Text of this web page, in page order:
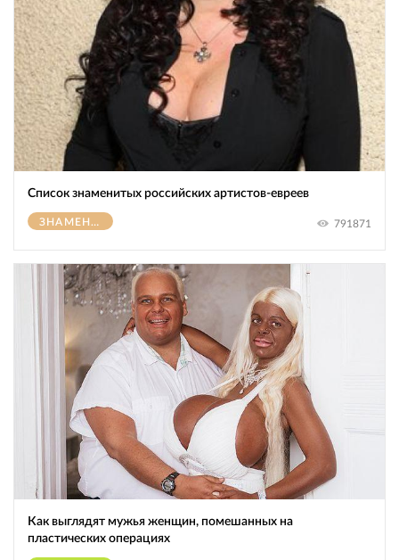
Список знаменитых российских артистов-евреев
ЗНАМЕНИТОСТИ 791871
Как выглядят мужья женщин, помешанных на
пластических операциях